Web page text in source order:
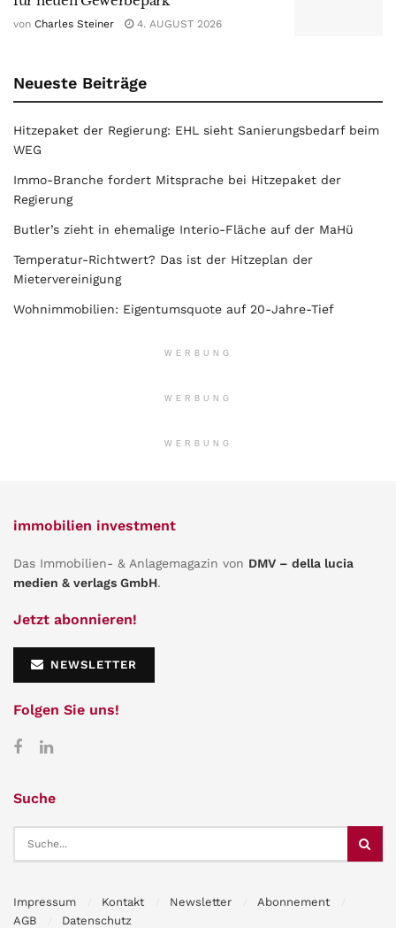
von Charles Steiner 4. AUGUST 2026
Neueste Beiträge
Hitzepaket der Regierung: EHL sieht Sanierungsbedarf beim
WEG
Immo-Branche fordert Mitsprache bei Hitzepaket der
Regierung
Butler’s zieht in ehemalige Interio-Fläche auf der MaHü
Temperatur-Richtwert? Das ist der Hitzeplan der
Mietervereinigung
Wohnimmobilien: Eigentumsquote auf 20-Jahre-Tief
WERBUNG
WERBUNG
WERBUNG
immobilien investment
Das Immobilien- & Anlagemagazin von DMV – della lucia
medien & verlags GmbH.
Jetzt abonnieren!
NEWSLETTER
Folgen Sie uns!
Suche
Impressum Kontakt Newsletter
Abonnement
AGB
Datenschutz